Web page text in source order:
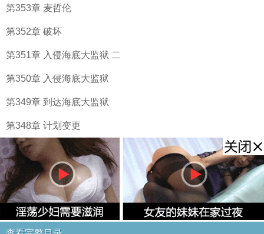
第353章 麦哲伦
第352章 破坏
第351章 入侵海底大监狱 二
第350章 入侵海底大监狱
第349章 到达海底大监狱
第348章 计划变更